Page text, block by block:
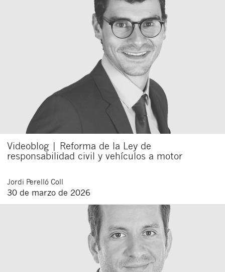
Videoblog | Reforma de la Ley de
responsabilidad civil y vehículos a motor
Jordi Perelló Coll
30 de marzo de 2026